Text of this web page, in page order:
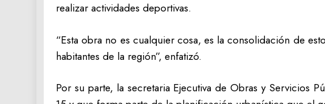
realizar actividades deportivas.
“Esta obra no es cualquier cosa, es la consolidación de
habitantes de la región”, enfatizó.
Por su parte, la secretaria Ejecutiva de Obras y Servicios